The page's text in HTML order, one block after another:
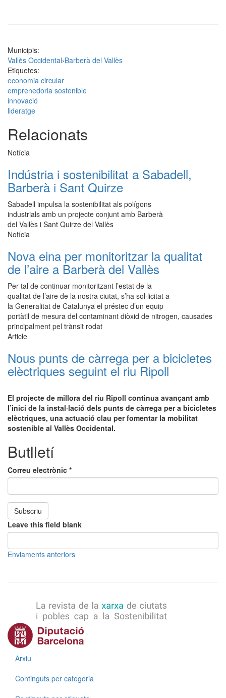
Municipis:
Vallès Occidental›Barberà del Vallès
Etiquetes:
economia circular
emprenedoria sostenible
innovació
lideratge
Relacionats
Notícia
Indústria i sostenibilitat a Sabadell,
Barberà i Sant Quirze
Sabadell impulsa la sostenibilitat als polígons
industrials amb un projecte conjunt amb Barberà
del Vallès i Sant Quirze del Vallès
Notícia
Nova eina per monitoritzar la qualitat
de l’aire a Barberà del Vallès
Per tal de continuar monitoritzant l’estat de la
qualitat de l’aire de la nostra ciutat, s’ha sol·licitat a
la Generalitat de Catalunya el préstec d’un equip
portàtil de mesura del contaminant diòxid de nitrogen, causades
principalment pel trànsit rodat
Article
Nous punts de càrrega per a bicicletes
elèctriques seguint el riu Ripoll
El projecte de millora del riu Ripoll continua avançant amb
l’inici de la instal·lació dels punts de càrrega per a bicicletes
elèctriques, una actuació clau per fomentar la mobilitat
sostenible al Vallès Occidental.
Butlletí
Correu electrònic *
Subscriu
Leave this field blank
Enviaments anteriors
Menú
Arxiu
Continguts per categoria